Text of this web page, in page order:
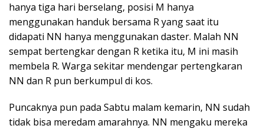
hanya tiga hari berselang, posisi M hanya
menggunakan handuk bersama R yang saat itu
didapati NN hanya menggunakan daster. Malah NN
sempat bertengkar dengan R ketika itu, M ini masih
membela R. Warga sekitar mendengar pertengkaran
NN dan R pun berkumpul di kos.
Puncaknya pun pada Sabtu malam kemarin, NN sudah
tidak bisa meredam amarahnya. NN mengaku mereka